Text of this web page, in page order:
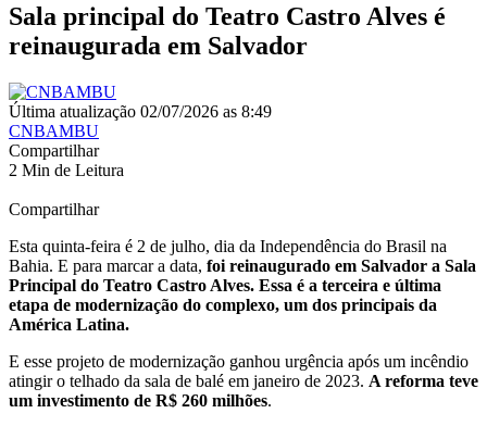
Sala principal do Teatro Castro Alves é
reinaugurada em Salvador
Última atualização 02/07/2026 as 8:49
CNBAMBU
Compartilhar
2 Min de Leitura
Compartilhar
Esta quinta-feira é 2 de julho, dia da Independência do Brasil na
Bahia. E para marcar a data, foi reinaugurado em Salvador a Sala
Principal do Teatro Castro Alves. Essa é a terceira e última
etapa de modernização do complexo, um dos principais da
América Latina.
E esse projeto de modernização ganhou urgência após um incêndio
atingir o telhado da sala de balé em janeiro de 2023. A reforma teve
um investimento de R$ 260 milhões.